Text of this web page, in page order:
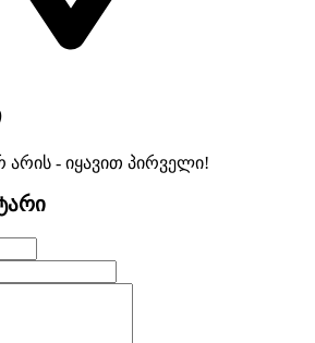
არის - იყავით პირველი!